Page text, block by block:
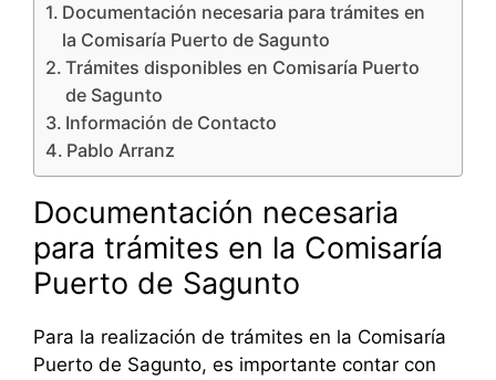
Documentación necesaria para trámites en
la Comisaría Puerto de Sagunto
Trámites disponibles en Comisaría Puerto
de Sagunto
Información de Contacto
Pablo Arranz
Documentación necesaria
para trámites en la Comisaría
Puerto de Sagunto
Para la realización de trámites en la Comisaría
Puerto de Sagunto, es importante contar con